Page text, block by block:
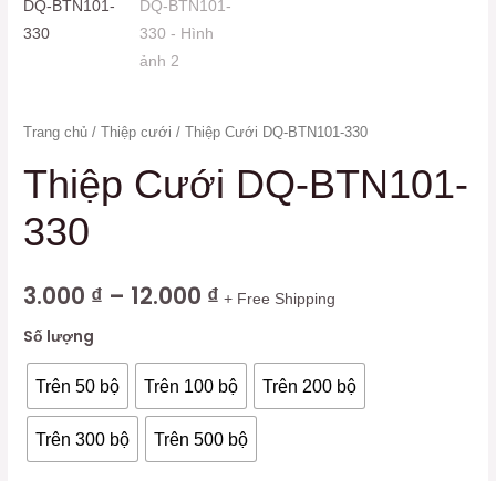
Trang chủ / Thiệp cưới / Thiệp Cưới DQ-BTN101-330
Thiệp Cưới DQ-BTN101-
330
3.000 ₫ – 12.000 ₫ + Free Shipping
Số lượng
Trên 50 bộ Trên 100 bộ Trên 200 bộ
Trên 300 bộ Trên 500 bộ